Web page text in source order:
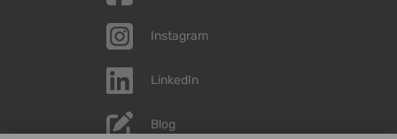
Instagram
LinkedIn
Blog